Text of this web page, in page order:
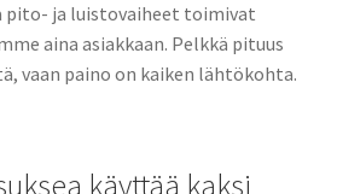
pito- ja luistovaiheet toimivat
aina asiakkaan. Pelkkä pituus
vaan paino on kaiken lähtökohta.
käyttää kaksi